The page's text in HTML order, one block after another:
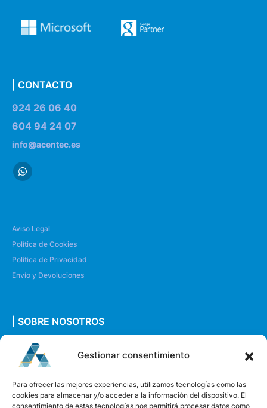
Gestionar consentimiento
Para ofrecer las mejores experiencias, utilizamos tecnologías como las
cookies para almacenar y/o acceder a la información del dispositivo. El
consentimiento de estas tecnologías nos permitirá procesar datos como
| CONTACTO
924 26 06 40
604 94 24 07
info@acentec.es
Aviso Legal
Política de Cookies
Política de Privacidad
Envío y Devoluciones
| SOBRE NOSOTROS
Quiénes somos
Envíanos un mensaje